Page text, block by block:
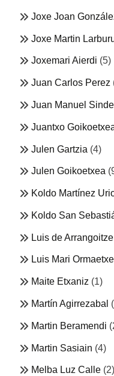
Joxe Joan
Joxe Martin
Joxemari Aierdi (5)
Juan Carlos Perez
Juan Manuel Sinde
Juantxo
Julen Gartzia (4)
Julen Goikoetxea
Koldo Martínez
Koldo San
Luis de Arrangoitze
Luis Mari
Maite Etxaniz (1)
Martín Agirrezabal
Martin Beramendi
Martin Sasiain (4)
Melba Luz Calle (2)